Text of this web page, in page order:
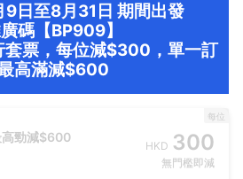
日至8月31日 期間出發
碼【BP909】
套票，每位減$300，單一訂
高滿減$600
高勁減$600
HKD 300
無門檻即減
每位